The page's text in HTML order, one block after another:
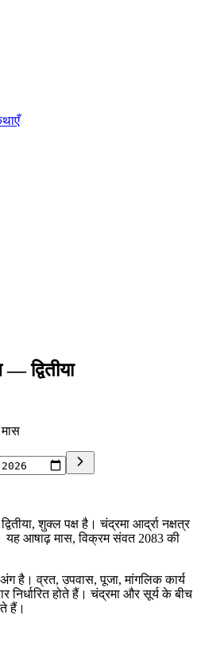
—द्वितीया
मास
शुक्ल पक्ष है। चंद्रमा आर्द्रा नक्षत्र
यह आषाढ़ मास, विक्रम संवत 2083 की
है। व्रत, उपवास, पूजा, मांगलिक कार्य
होते हैं। चंद्रमा और सूर्य के बीच
हैं।